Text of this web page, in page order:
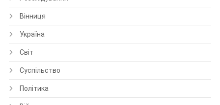
Вінниця
Україна
Світ
Суспільство
Політика